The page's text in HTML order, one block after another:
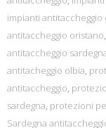
impianti antitaccheggio
antitaccheggio oristano,
antitaccheggio
antitacheggio olbia,
antitaccheggio,
sardegna, protezioni
Sardegna